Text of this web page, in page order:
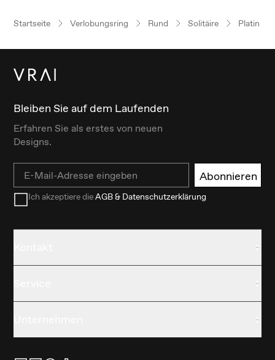
Startseite Verlobungsring Rund Solitäire Platin
Bleiben Sie auf dem Laufenden
Erfahren Sie als erstes von neuen
Designs.
Email Abonnieren
Ich akzeptiere dieAGB & Datenschutzerklärung